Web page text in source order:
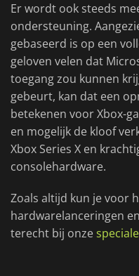
Er wordt ook steeds
ondersteuning.
gebaseerd is op een
geloven velen dat
toegang zou kunnen
gebeurt, kan dat een
betekenen voor Xbox-
en mogelijk de kloof
Xbox Series X en
consolehardware.
Zoals altijd kun je voor
hardwarelanceringen
terecht bij onze